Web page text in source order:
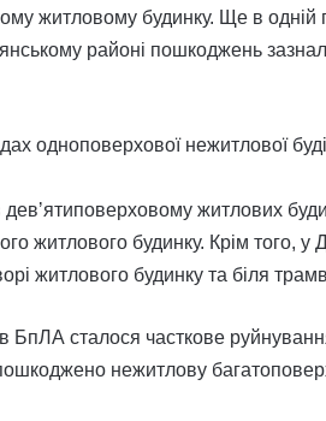
житловому будинку. Ще в одній
районі пошкоджень
одноповерхової нежитлової
житлових
житлового будинку. Крім того, у
житлового будинку та біля
БпЛА сталося часткове
нежитлову